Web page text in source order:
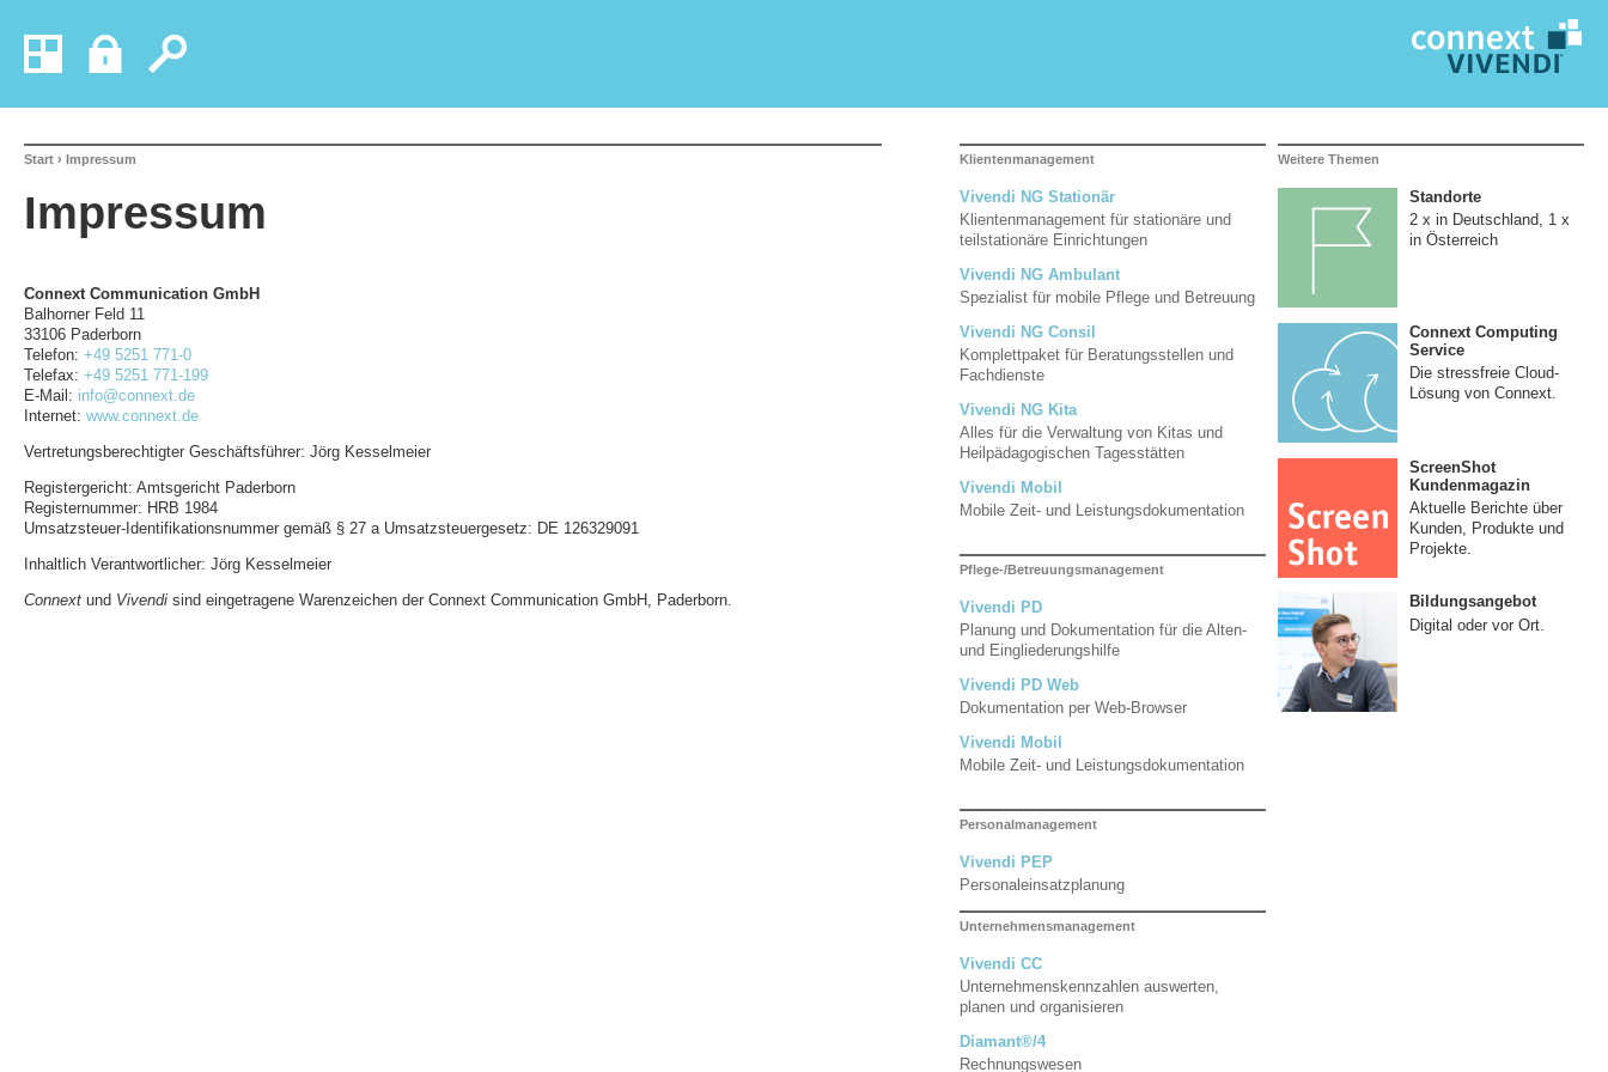
Start › Impressum
Impressum
Connext Communication GmbH
Balhorner Feld 11
33106 Paderborn
Telefon: +49 5251 771-0
Telefax: +49 5251 771-199
E-Mail: info@connext.de
Internet: www.connext.de
Vertretungsberechtigter Geschäftsführer: Jörg Kesselmeier
Registergericht: Amtsgericht Paderborn
Registernummer: HRB 1984
Umsatzsteuer-Identifikationsnummer gemäß § 27 a Umsatzsteuergesetz: DE 126329091
Inhaltlich Verantwortlicher: Jörg Kesselmeier
Connext und Vivendi sind eingetragene Warenzeichen der Connext Communication GmbH, Paderborn.
Klientenmanagement
Vivendi NG Stationär
Klientenmanagement für stationäre und
teilstationäre Einrichtungen
Vivendi NG Ambulant
Spezialist für mobile Pflege und Betreuung
Vivendi NG Consil
Komplettpaket für Beratungsstellen und
Fachdienste
Vivendi NG Kita
Alles für die Verwaltung von Kitas und
Heilpädagogischen Tagesstätten
Vivendi Mobil
Mobile Zeit- und Leistungsdokumentation
Pflege-/Betreuungsmanagement
Vivendi PD
Planung und Dokumentation für die Alten-
und Eingliederungshilfe
Vivendi PD Web
Dokumentation per Web-Browser
Vivendi Mobil
Mobile Zeit- und Leistungsdokumentation
Personalmanagement
Vivendi PEP
Personaleinsatzplanung
Unternehmensmanagement
Vivendi CC
Unternehmenskennzahlen auswerten,
planen und organisieren
Diamant®/4
Rechnungswesen
Weitere Themen
Standorte
2 x in Deutschland, 1 x
in Österreich
Connext Computing
Service
Die stressfreie Cloud-
Lösung von Connext.
ScreenShot
Kundenmagazin
Aktuelle Berichte über
Kunden, Produkte und
Projekte.
Bildungsangebot
Digital oder vor Ort.